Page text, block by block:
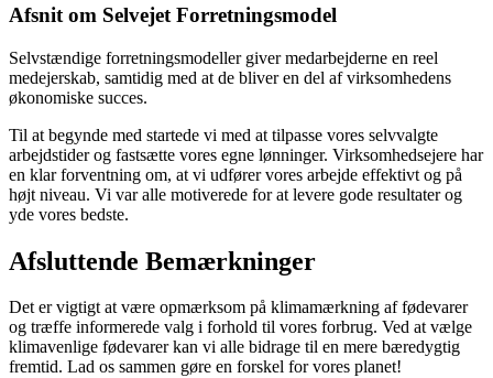
Afsnit om Selvejet Forretningsmodel
Selvstændige forretningsmodeller giver medarbejderne en reel
medejerskab, samtidig med at de bliver en del af virksomhedens
økonomiske succes.
Til at begynde med startede vi med at tilpasse vores selvvalgte
arbejdstider og fastsætte vores egne lønninger. Virksomhedsejere har
en klar forventning om, at vi udfører vores arbejde effektivt og på
højt niveau. Vi var alle motiverede for at levere gode resultater og
yde vores bedste.
Afsluttende Bemærkninger
Det er vigtigt at være opmærksom på klimamærkning af fødevarer
og træffe informerede valg i forhold til vores forbrug. Ved at vælge
klimavenlige fødevarer kan vi alle bidrage til en mere bæredygtig
fremtid. Lad os sammen gøre en forskel for vores planet!